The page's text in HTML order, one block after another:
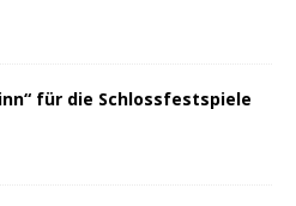
für die Schlossfestspiele